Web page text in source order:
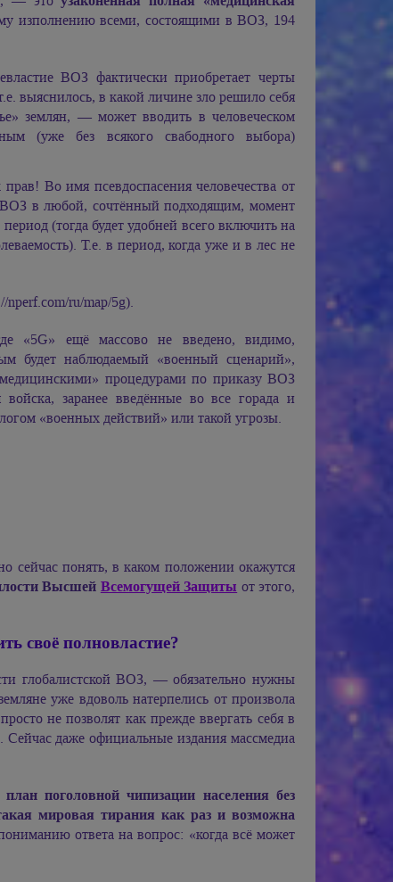
изполнению всеми, состоящими в ВОЗ, 194
ВОЗ фактически приобретает черты
выяснилось, в какой личине зло решило себя
землян, — может вводить в человеческом
(уже без всякого свабодного выбора)
Во имя псевдоспасения человечества от
в любой, сочтённый подходящим, момент
(тогда будет удобней всего включить на
Т.е. в период, когда уже и в лес не
ru/map/5g).
«5G» ещё массово не введено, видимо,
будет наблюдаемый «военный сценарий»,
процедурами по приказу ВОЗ
войска, заранее введённые во все горада и
«военных действий» или такой угрозы.
сейчас понять, в каком положении окажутся
Высшей Всемогущей Защиты от этого,
своё полновластие?
глобалистской ВОЗ, — обязательно нужны
уже вдоволь натерпелись от произвола
не позволят как прежде ввергать себя в
даже официальные издания массмедиа
поголовной чипизации населения без
мировая тирания как раз и возможна
ответа на вопрос: «когда всё может